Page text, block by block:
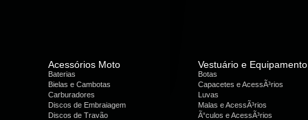
Acessórios Moto
Baterias
Bielas e Cambotas
Carburadores
Discos de Embraiagem
Discos de Travão
Vestuário e Equipamento
Botas
Capacetes e AcessÃ³rios
Luvas
Malas e AcessÃ³rios
Ã“culos e AcessÃ³rios